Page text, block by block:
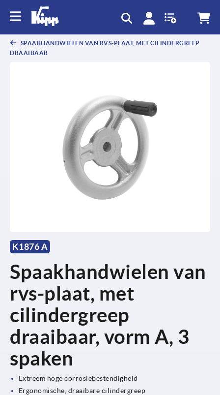
SPAAKHANDWIELEN VAN RVS-PLAAT, MET CILINDERGREEP
DRAAIBAAR
K1876 A
Spaakhandwielen van
rvs-plaat, met
cilindergreep
draaibaar, vorm A, 3
spaken
Extreem hoge corrosiebestendigheid
Ergonomische, draaibare cilindergreep